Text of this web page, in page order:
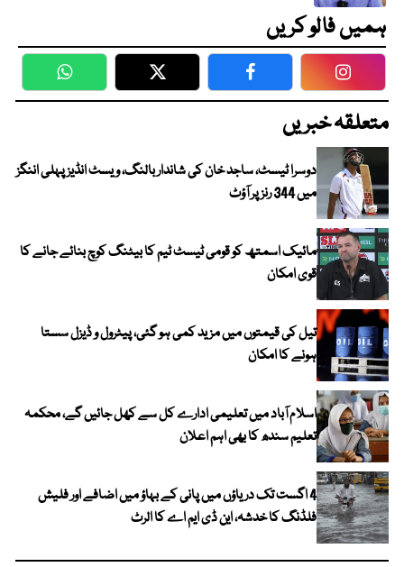
ہمیں فالو کریں
WhatsApp Twitter Facebook
متعلقہ خبریں
دوسرا ٹیسٹ، ساجد خان کی شاندار بالنگ، ویسٹ انڈیز پہلی اننگز
میں 344 رنز پر آؤٹ
مائیک اسمتھ کو قومی ٹیسٹ ٹیم کا بیٹنگ کوچ بنائے جانے کا
قوی امکان
تیل کی قیمتوں میں مزید کمی ہو گئی، پیٹرول و ڈیزل سستا
ہونے کا امکان
اسلام آباد میں تعلیمی ادارے کل سے کھل جائیں گے، محکمہ
تعلیم سندھ کا بھی اہم اعلان
4 اگست تک دریاؤں میں پانی کے بہاؤ میں اضافے اور فلیش
فلڈنگ کا خدشہ، این ڈی ایم اے کا الرٹ